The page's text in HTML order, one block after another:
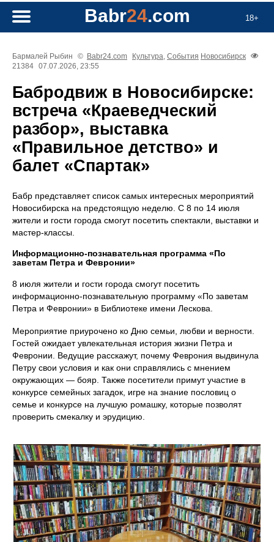
18+
Babr24.com
Бармалей Рыбин © Babr24.com Культура, События Новосибирск
21384 07.07.2026, 23:55
Бабродвиж в Новосибирске:
встреча «Краеведческий
разбор», выставка
«Правильное детство» и
балет «Спартак»
Бабр представляет список самых интересных мероприятий
Новосибирска на предстоящую неделю. С 8 по 14 июля
жители и гости города смогут посетить спектакли, выставки и
мастер-классы.
Информационно-познавательная программа «По
заветам Петра и Февронии»
8 июля жители и гости города смогут посетить
информационно-познавательную программу «По заветам
Петра и Февронии» в Библиотеке имени Лескова.
Мероприятие приурочено ко Дню семьи, любви и верности.
Гостей ожидает увлекательная история жизни Петра и
Февронии. Ведущие расскажут, почему Феврония выдвинула
Петру свои условия и как они справлялись с мнением
окружающих — бояр. Также посетители примут участие в
конкурсе семейных загадок, игре на знание пословиц о
семье и конкурсе на лучшую ромашку, которые позволят
проверить смекалку и эрудицию.